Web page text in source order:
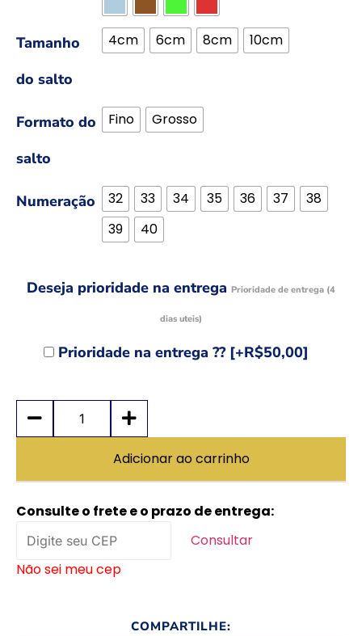
Tamanho
do salto
4cm 6cm 8cm 10cm
Formato do
salto
Fino Grosso
Numeração 32 33 34 35 36 37
38
39
40
Deseja prioridade na entrega Prioridade de entrega (4
dias uteis)
Prioridade na entrega ?? [+R$50,00]
Adicionar ao carrinho
Consulte o frete e o prazo de entrega:
Consultar
Não sei meu cep
COMPARTILHE: